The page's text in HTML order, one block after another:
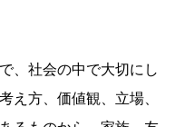
、社会の中で大切にし
え方、価値観、立場、